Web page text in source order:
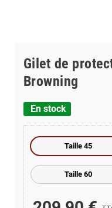
Gilet de
Browning
En stock
Taille 45
Taille 60